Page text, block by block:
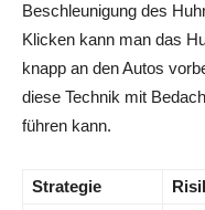
Beschleunigung des
Klicken kann man das
knapp an den Autos
diese Technik mit
führen kann.
Strategie